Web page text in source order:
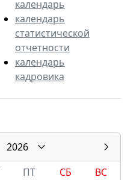
календарь
календарь
статистической
отчетности
календарь
кадровика
2026
ПТ СБ
ВС